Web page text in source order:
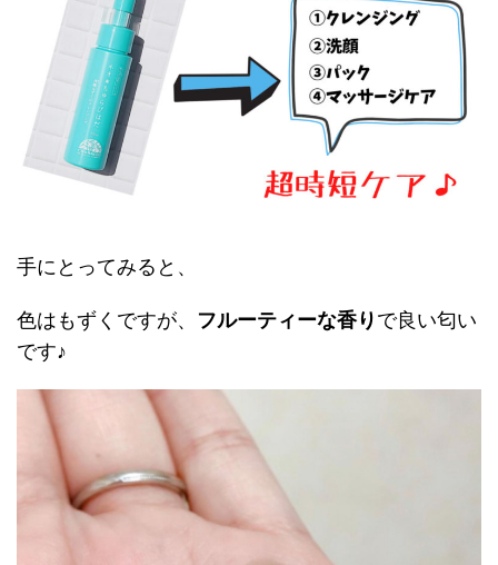
手にとってみると、
色はもずくですが、 フルーティーな香り で良い匂い
です♪